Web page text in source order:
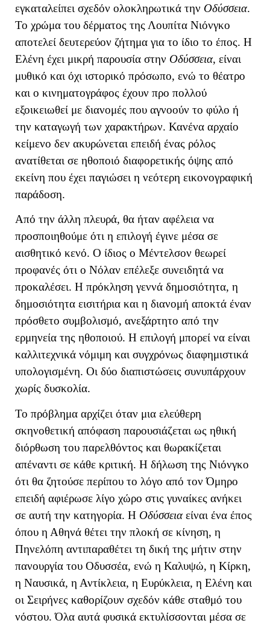
εγκαταλείπει σχεδόν ολοκληρωτικά την Οδύσσεια.
Το χρώμα του δέρματος της Λουπίτα Νιόνγκο
αποτελεί δευτερεύον ζήτημα για το ίδιο το έπος. Η
Ελένη έχει μικρή παρουσία στην Οδύσσεια, είναι
μυθικό και όχι ιστορικό πρόσωπο, ενώ το θέατρο
και ο κινηματογράφος έχουν προ πολλού
εξοικειωθεί με διανομές που αγνοούν το φύλο ή
την καταγωγή των χαρακτήρων. Κανένα αρχαίο
κείμενο δεν ακυρώνεται επειδή ένας ρόλος
ανατίθεται σε ηθοποιό διαφορετικής όψης από
εκείνη που έχει παγιώσει η νεότερη εικονογραφική
παράδοση.
Από την άλλη πλευρά, θα ήταν αφέλεια να
προσποιηθούμε ότι η επιλογή έγινε μέσα σε
αισθητικό κενό. Ο ίδιος ο Μέντελσον θεωρεί
προφανές ότι ο Νόλαν επέλεξε συνειδητά να
προκαλέσει. Η πρόκληση γεννά δημοσιότητα, η
δημοσιότητα εισιτήρια και η διανομή αποκτά έναν
πρόσθετο συμβολισμό, ανεξάρτητο από την
ερμηνεία της ηθοποιού. Η επιλογή μπορεί να είναι
καλλιτεχνικά νόμιμη και συγχρόνως διαφημιστικά
υπολογισμένη. Οι δύο διαπιστώσεις συνυπάρχουν
χωρίς δυσκολία.
Το πρόβλημα αρχίζει όταν μια ελεύθερη
σκηνοθετική απόφαση παρουσιάζεται ως ηθική
διόρθωση του παρελθόντος και θωρακίζεται
απέναντι σε κάθε κριτική. Η δήλωση της Νιόνγκο
ότι θα ζητούσε περίπου το λόγο από τον Όμηρο
επειδή αφιέρωσε λίγο χώρο στις γυναίκες ανήκει
σε αυτή την κατηγορία. Η Οδύσσειαείναι ένα έπος
όπου η Αθηνά θέτει την πλοκή σε κίνηση, η
Πηνελόπη αντιπαραθέτει τη δική της μήτιν στην
πανουργία του Οδυσσέα, ενώ η Καλυψώ, η Κίρκη,
η Ναυσικά, η Αντίκλεια, η Ευρύκλεια, η Ελένη και
οι Σειρήνες καθορίζουν σχεδόν κάθε σταθμό του
νόστου. Όλα αυτά φυσικά εκτυλίσσονται μέσα σε